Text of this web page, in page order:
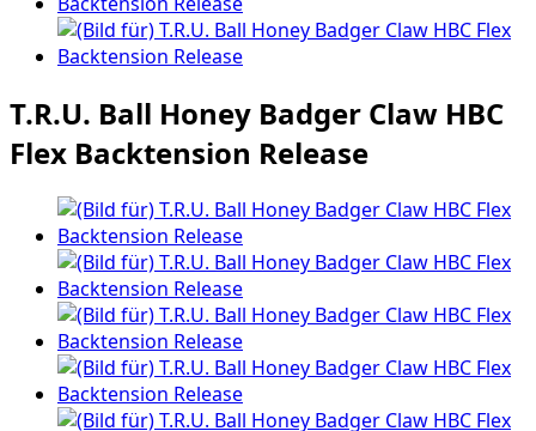
T.R.U. Ball Honey Badger Claw HBC
Flex Backtension Release